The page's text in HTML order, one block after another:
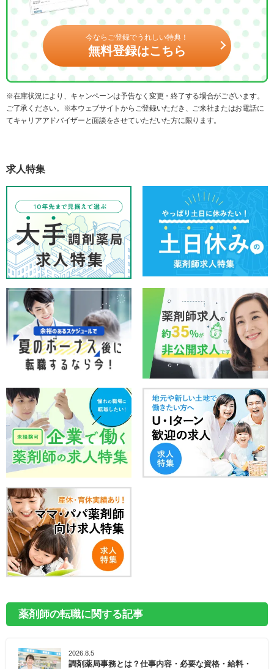
今ならご登録でうれしい特典！
無料登録はこちら
※在庫状況により、キャンペーンは予告なく変更・終了する場合がございます。
ご了承ください。※本ウェブサイトからご登録いただき、ご来社またはお電話に
てキャリアアドバイザーと面談をさせていただいた方に限ります。
求人特集
薬剤師の転職に関する記事
2026.8.5
調剤薬局事務とは？仕事内容・必要な資格・給料・